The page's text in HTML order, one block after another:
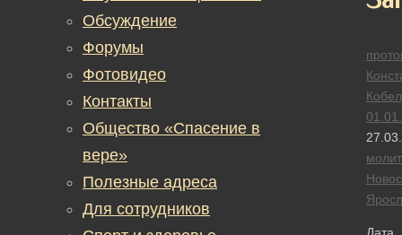
Дата
Обсуждение
Форумы
Фотовидео
Контакты
Общество «Спасение в
вере»
Полезные адреса
Для сотрудников